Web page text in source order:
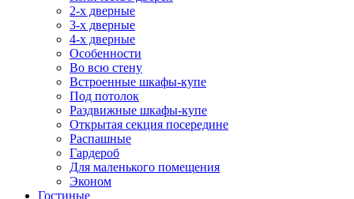
2-х дверные
3-х дверные
4-х дверные
Особенности
Во всю стену
Встроенные шкафы-купе
Под потолок
Раздвижные шкафы-купе
Открытая секция посередине
Распашные
Гардероб
Для маленького помещения
Эконом
Гостиные